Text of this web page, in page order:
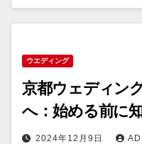
ウエディング
京都ウェディン
へ：始める前に
2024年12月9日